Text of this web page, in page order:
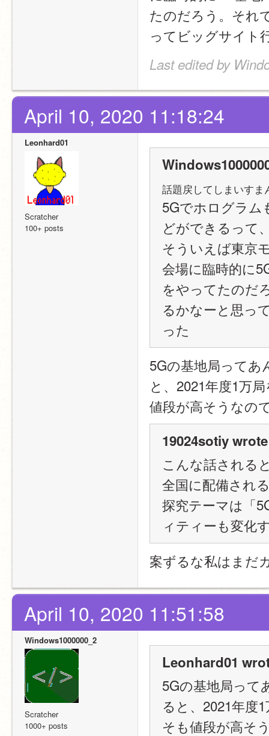
たのだろう。それ
ってビッグサイト
Last edited by
April 10, 2020 11:18:24
Leonhard01
Scratcher
100+ posts
話題戻してしまいすま
5Gでホログラム
どができるって
そういえば東京
会場に臨時的に
をやってたのだ
るかなーと思っ
った
5Gの基地局って
と、2021年度1万
値段が高そうなの
19024sotiy
こんな話される
全国に配備され
探究テーマは「
ィティーも変化
案ずるな私はまだ
April 10, 2020 11:51:58
Windows1000000_2
Scratcher
1000+ posts
Leonhard01
5Gの基地局っ
ると、2021年度
そも値段が高そ